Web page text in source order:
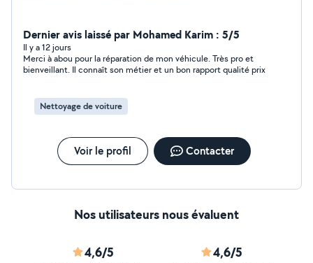
Dernier avis laissé par Mohamed Karim : 5/5
Il y a 12 jours
Merci à abou pour la réparation de mon véhicule. Très pro et
bienveillant. Il connaît son métier et un bon rapport qualité prix
Nettoyage de voiture
Voir le profil Contacter
Nos utilisateurs nous évaluent
4,6/5 4,6/5